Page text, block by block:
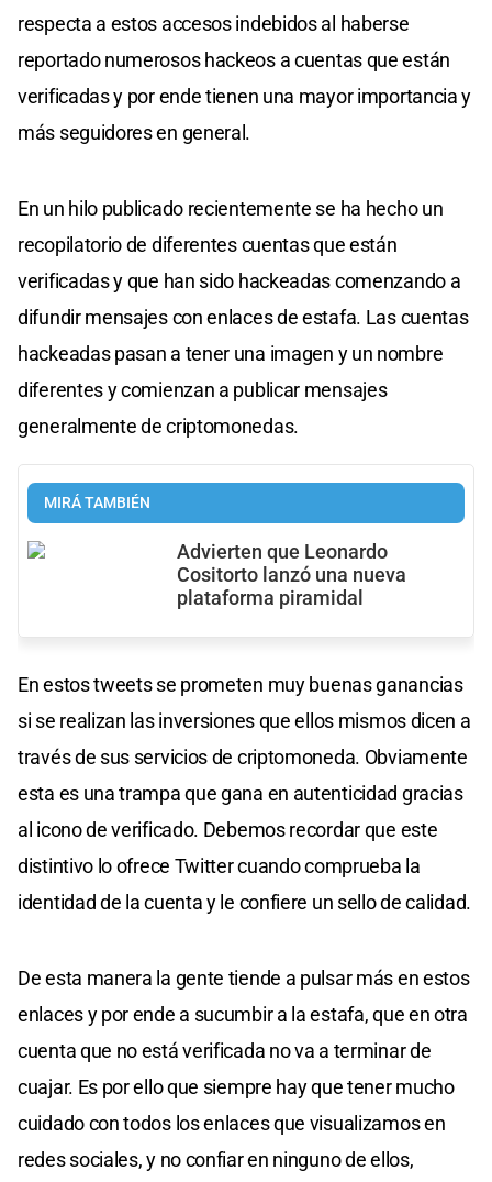
respecta a estos accesos indebidos al haberse
reportado numerosos hackeos a cuentas que están
verificadas y por ende tienen una mayor importancia y
más seguidores en general.
En un hilo publicado recientemente se ha hecho un
recopilatorio de diferentes cuentas que están
verificadas y que han sido hackeadas comenzando a
difundir mensajes con enlaces de estafa. Las cuentas
hackeadas pasan a tener una imagen y un nombre
diferentes y comienzan a publicar mensajes
generalmente de criptomonedas.
MIRÁ TAMBIÉN
Advierten que Leonardo
Cositorto lanzó una nueva
plataforma piramidal
En estos tweets se prometen muy buenas ganancias
si se realizan las inversiones que ellos mismos dicen a
través de sus servicios de criptomoneda. Obviamente
esta es una trampa que gana en autenticidad gracias
al icono de verificado. Debemos recordar que este
distintivo lo ofrece Twitter cuando comprueba la
identidad de la cuenta y le confiere un sello de calidad.
De esta manera la gente tiende a pulsar más en estos
enlaces y por ende a sucumbir a la estafa, que en otra
cuenta que no está verificada no va a terminar de
cuajar. Es por ello que siempre hay que tener mucho
cuidado con todos los enlaces que visualizamos en
redes sociales, y no confiar en ninguno de ellos,